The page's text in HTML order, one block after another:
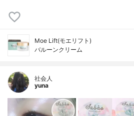
Moe Lift(モエリフト)
バルーンクリーム
社会人
yuna